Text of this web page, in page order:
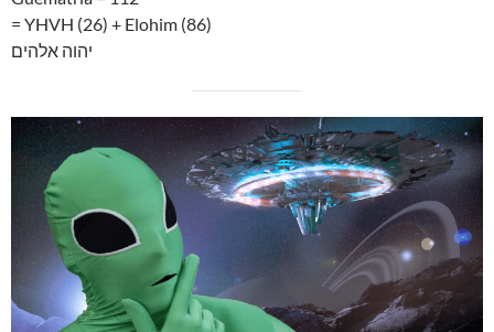
= YHVH (26) + Elohim (86)
יהוה אלהים